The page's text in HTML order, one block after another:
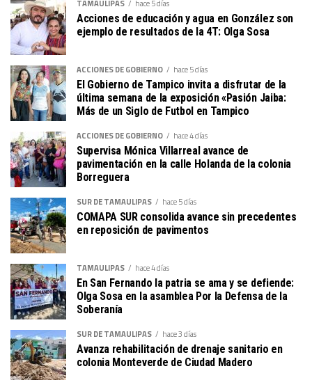
TAMAULIPAS hace 5 días
Acciones de educación y agua en González son
ejemplo de resultados de la 4T: Olga Sosa
ACCIONES DE GOBIERNO hace 5 días
El Gobierno de Tampico invita a disfrutar de la
última semana de la exposición «Pasión Jaiba:
Más de un Siglo de Futbol en Tampico
ACCIONES DE GOBIERNO hace 4 días
Supervisa Mónica Villarreal avance de
pavimentación en la calle Holanda de la colonia
Borreguera
SUR DE TAMAULIPAS hace 5 días
COMAPA SUR consolida avance sin precedentes
en reposición de pavimentos
TAMAULIPAS hace 4 días
En San Fernando la patria se ama y se defiende:
Olga Sosa en la asamblea Por la Defensa de la
Soberanía
SUR DE TAMAULIPAS hace 3 días
Avanza rehabilitación de drenaje sanitario en
colonia Monteverde de Ciudad Madero